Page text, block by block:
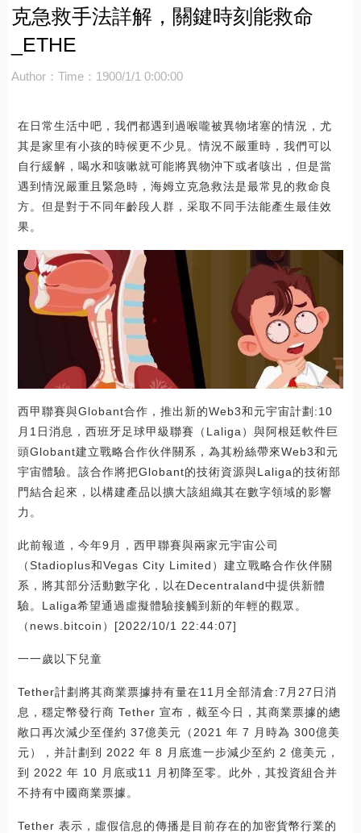
克急救手法詳解，關鍵時刻能救命
_ETHE
Author： Time：1900/1/1 0:00:00
在日常生活中吧，我們都遇到過喉嚨被異物堵塞的情況，尤
其是家里有小孩的時候更不少見。情況不嚴重時，我們可以
自行緩解，喝水和咳嗽就可能將異物沖下或者咳出，但是當
遇到情況嚴重且緊急時，海姆立克急救法是最常見的救命良
方。但是對于不同年齡段人群，采取不同手法能產生最佳效
果。
西甲聯賽與Globant合作，推出新的Web3和元宇宙計劃:10
月1日消息，西班牙足球甲級聯賽（Laliga）與阿根廷軟件巨
頭Globant建立戰略合作伙伴關系，為其粉絲帶來Web3和元
宇宙體驗。該合作將把Globant的技術資源與Laliga的技術部
門結合起來，以構建產品以擴大該組織其在數字領域的影響
力。
此前報道，今年9月，西甲聯賽與兩家元宇宙公司
（Stadioplus和Vegas City Limited）建立戰略合作伙伴關
系，將其部分活動數字化，以在Decentraland中提供新體
驗。Laliga希望通過虛擬體驗接觸到新的年輕的觀眾。
（news.bitcoin）[2022/10/1 22:44:07]
一一歲以下兒童
Tether計劃將其商業票據持有量在11月全部清倉:7月27日消
息，穩定幣發行商 Tether 宣布，截至今日，其商業票據的總
敞口再次減少至僅約 37億美元（2021 年 7 月時為 300億美
元），并計劃到 2022 年 8 月底進一步減少至約 2 億美元，
到 2022 年 10 月底或11 月初降至零。此外，其投資組合并
不持有中國商業票據。
Tether 表示，虛假信息的傳播是目前存在的加密貨幣行業的